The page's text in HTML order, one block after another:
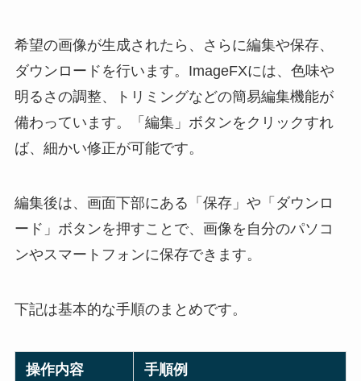
希望の画像が生成されたら、さらに編集や保存、
ダウンロードを行います。ImageFXには、色味や
明るさの調整、トリミングなどの簡易編集機能が
備わっています。「編集」ボタンをクリックすれ
ば、細かい修正が可能です。
編集後は、画面下部にある「保存」や「ダウンロ
ード」ボタンを押すことで、画像を自分のパソコ
ンやスマートフォンに保存できます。
下記は基本的な手順のまとめです。
操作内容 手順例